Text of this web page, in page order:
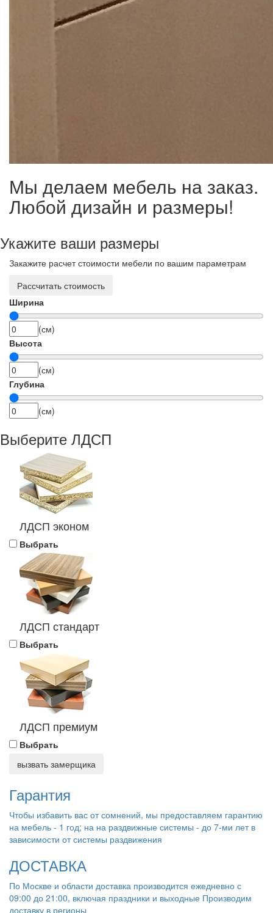
Мы делаем мебель на заказ.
Любой дизайн и размеры!
Укажите ваши размеры
Закажите расчет стоимости мебели по вашим параметрам
Рассчитать стоимость
Ширина
(см)
Высота
(см)
Глубина
(см)
Выберите ЛДСП
ЛДСП эконом
Выбрать
ЛДСП стандарт
Выбрать
ЛДСП премиум
Выбрать
вызвать замерщика
Гарантия
Чтобы избавить вас от сомнений, мы предоставляем гарантию
на мебель - 1 год; на на раздвижные системы - до 7-ми лет в
зависимости от системы раздвижения
ДОСТАВКА
По Москве и области доставка производится ежедневно с
09:00 до 21:00, включая праздники и выходные Производим
доставку в регионы